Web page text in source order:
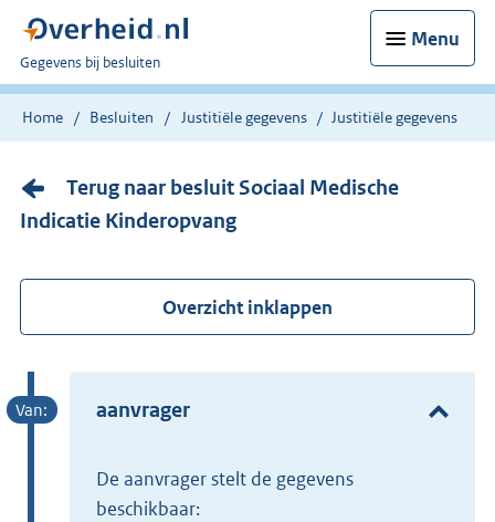
Menu
U
bent
nu
Gegevens bij besluiten
Home Besluiten Justitiële gegevens Justitiële gegevens
Terug naar besluit Sociaal Medische
Indicatie Kinderopvang
Overzicht inklappen
aanvrager
de aanvrager stelt de gegevens
beschikbaar: